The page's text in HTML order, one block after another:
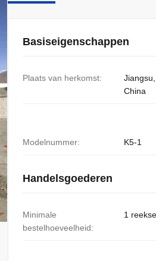
Basiseigenschappen
Plaats van herkomst:
Jiangsu,
China
Modelnummer: K5-1
Handelsgoederen
Minimale
bestelhoeveelheid:
1